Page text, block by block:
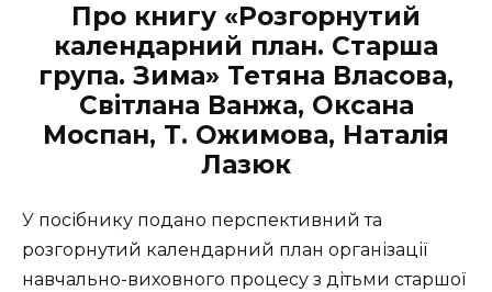
Про книгу «Розгорнутий
календарний план. Старша
група. Зима» Тетяна Власова,
Світлана Ванжа, Оксана
Моспан, Т. Ожимова, Наталія
Лазюк
У посібнику подано перспективний та
розгорнутий календарний план організації
навчально-виховного процесу з дітьми старшої